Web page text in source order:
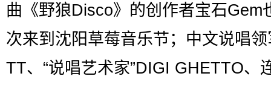
曲《野狼Disco》的创作者宝石Gem
次来到沈阳草莓音乐节；中文说唱
TT、“说唱艺术家”DIGI GHETTO、